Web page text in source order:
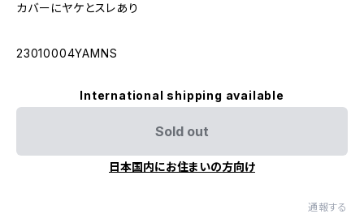
カバーにヤケとスレあり
23010004YAMNS
International shipping available
Sold out
日本国内にお住まいの方向け
通報する